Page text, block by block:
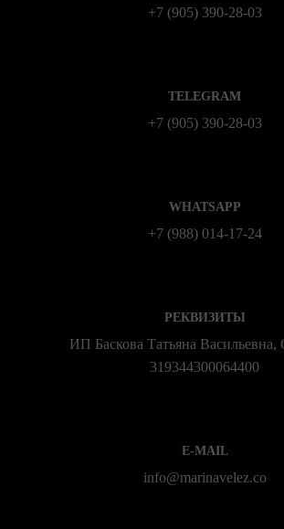
+7 (905) 390-28-03
TELEGRAM
+7 (905) 390-28-03
WHATSAPP
+7 (988) 014‑17‑24
РЕКВИЗИТЫ
ИП Баскова Татьяна
319344300064400
E-MAIL
info@marinavelez.co